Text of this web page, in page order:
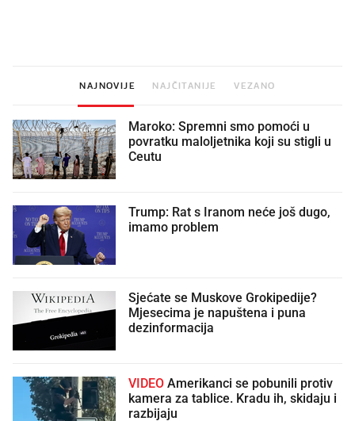
NAJNOVIJE NAJČITANIJE VEZANO
Maroko: Spremni smo pomoći u
povratku maloljetnika koji su stigli u
Ceutu
Trump: Rat s Iranom neće još dugo,
imamo problem
Sjećate se Muskove Grokipedije?
Mjesecima je napuštena i puna
dezinformacija
VIDEO
kamera za tablice. Kradu ih, skidaju i
razbijaju